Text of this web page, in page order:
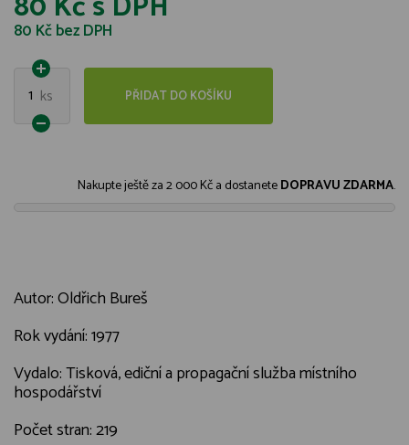
80 Kčbez DPH
1 ks PŘIDAT DO KOŠÍKU
Nakupte ještě za2 000 Kča dostaneteDOPRAVU ZDARMA.
Autor: Oldřich Bureš
Rok vydání: 1977
Vydalo: Tisková, ediční a propagační služba místního
hospodářství
Počet stran: 219